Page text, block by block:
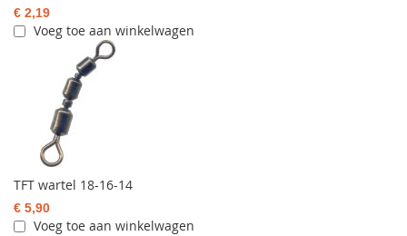
€ 2,19
Voeg toe aan winkelwagen
TFT wartel 18-16-14
€ 5,90
Voeg toe aan winkelwagen